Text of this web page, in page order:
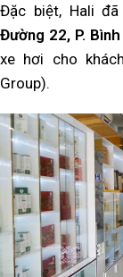
Đặc biệt, Hali
Đường 22, P.
xe hơi cho
Group).